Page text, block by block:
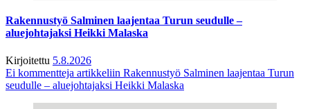
Rakennustyö Salminen laajentaa Turun seudulle –
aluejohtajaksi Heikki Malaska
Kirjoitettu 5.8.2026
Ei kommentteja artikkeliin Rakennustyö Salminen laajentaa Turun
seudulle – aluejohtajaksi Heikki Malaska